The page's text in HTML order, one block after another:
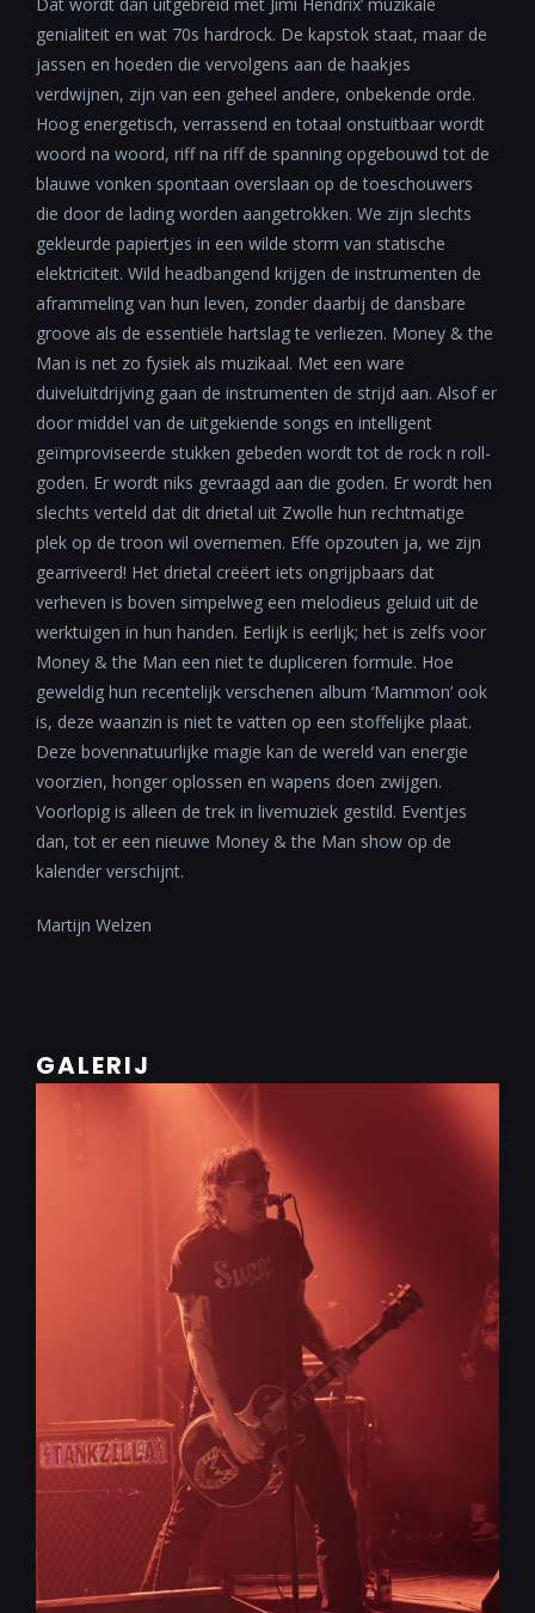
genialiteit en wat 70s hardrock. De kapstok staat, maar de
jassen en hoeden die vervolgens aan de haakjes
verdwijnen, zijn van een geheel andere, onbekende orde.
Hoog energetisch, verrassend en totaal onstuitbaar wordt
woord na woord, riff na riff de spanning opgebouwd tot de
blauwe vonken spontaan overslaan op de toeschouwers
die door de lading worden aangetrokken. We zijn slechts
gekleurde papiertjes in een wilde storm van statische
elektriciteit. Wild headbangend krijgen de instrumenten de
aframmeling van hun leven, zonder daarbij de dansbare
groove als de essentiële hartslag te verliezen. Money & the
Man is net zo fysiek als muzikaal. Met een ware
duiveluitdrijving gaan de instrumenten de strijd aan. Alsof er
door middel van de uitgekiende songs en intelligent
geïmproviseerde stukken gebeden wordt tot de rock n roll-
goden. Er wordt niks gevraagd aan die goden. Er wordt hen
slechts verteld dat dit drietal uit Zwolle hun rechtmatige
plek op de troon wil overnemen. Effe opzouten ja, we zijn
gearriveerd! Het drietal creëert iets ongrijpbaars dat
verheven is boven simpelweg een melodieus geluid uit de
werktuigen in hun handen. Eerlijk is eerlijk; het is zelfs voor
Money & the Man een niet te dupliceren formule. Hoe
geweldig hun recentelijk verschenen album ‘Mammon’ ook
is, deze waanzin is niet te vatten op een stoffelijke plaat.
Deze bovennatuurlijke magie kan de wereld van energie
voorzien, honger oplossen en wapens doen zwijgen.
Voorlopig is alleen de trek in livemuziek gestild. Eventjes
dan, tot er een nieuwe Money & the Man show op de
kalender verschijnt.
Martijn Welzen
GALERIJ